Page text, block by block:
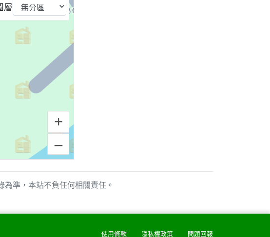
+
–
⤢
層
準，本站不負任何相關責任。
使用條款 隱私權政策 問題回報